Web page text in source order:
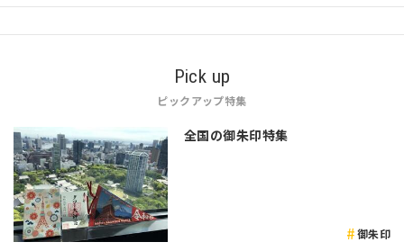
Pick up
ピックアップ特集
全国の御朱印特集
御朱印